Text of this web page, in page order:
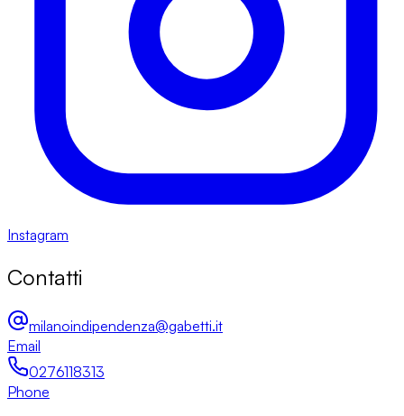
Instagram
Contatti
milanoindipendenza@gabetti.it
Email
0276118313
Phone